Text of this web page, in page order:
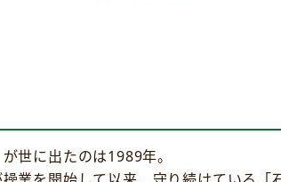
世に出たのは1989年。